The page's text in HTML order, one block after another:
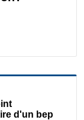
d'un bep